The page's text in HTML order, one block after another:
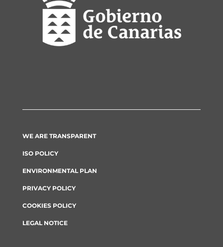
WE ARE TRANSPARENT
ISO POLICY
ENVIRONMENTAL PLAN
PRIVACY POLICY
COOKIES POLICY
LEGAL NOTICE